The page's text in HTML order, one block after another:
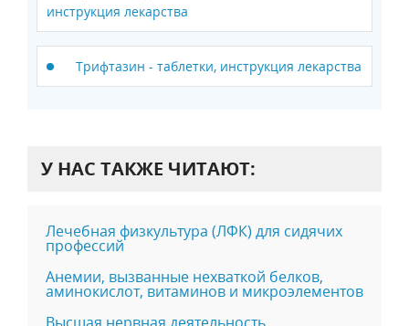
инструкция лекарства
Трифтазин - таблетки, инструкция лекарства
У НАС ТАКЖЕ ЧИТАЮТ:
Лечебная физкультура (ЛФК) для сидячих
профессий
Анемии, вызванные нехваткой белков,
аминокислот, витаминов и микроэлементов